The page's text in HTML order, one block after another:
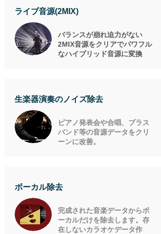
ライブ音源(2MIX)
バランスが崩れ迫力がない
2MIX音源をクリアでパワフル
なハイブリッド音源に変換
​生楽器演奏のノイズ除去
ピアノ発表会や合唱、ブラス
バンド等の音源データをクリ
ーンに改善。
ボーカル除去
完成された音楽データからボ
ーカルだけを除去します。存
在しないカラオケデータ作